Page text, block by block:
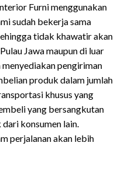
Furni menggunakan
sudah bekerja sama
tidak khawatir akan
Jawa maupun di luar
menyediakan pengiriman
produk dalam jumlah
khusus yang
yang bersangkutan
konsumen lain.
perjalanan akan lebih